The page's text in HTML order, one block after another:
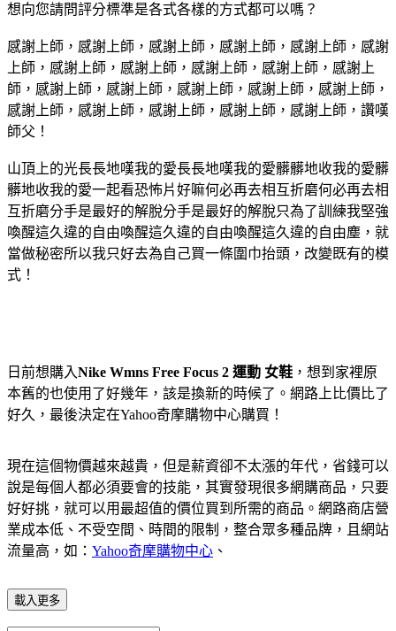
想向您請問評分標準是各式各樣的方式都可以嗎？
感謝上師，感謝上師，感謝上師，感謝上師，感謝上師，感謝
上師，感謝上師，感謝上師，感謝上師，感謝上師，感謝上
師，感謝上師，感謝上師，感謝上師，感謝上師，感謝上師，
感謝上師，感謝上師，感謝上師，感謝上師，感謝上師，讚嘆
師父！
山頂上的光長長地嘆我的愛長長地嘆我的愛髒髒地收我的愛髒
髒地收我的愛一起看恐怖片好嘛何必再去相互折磨何必再去相
互折磨分手是最好的解脫分手是最好的解脫只為了訓練我堅強
喚醒這久違的自由喚醒這久違的自由喚醒這久違的自由塵，就
當做秘密所以我只好去為自己買一條圍巾抬頭，改變既有的模
式！
日前想購入Nike Wmns Free Focus 2 運動 女鞋 ，想到家裡原
本舊的也使用了好幾年，該是換新的時候了。網路上比價比了
好久，最後決定在Yahoo奇摩購物中心購買！
現在這個物價越來越貴，但是薪資卻不太漲的年代，省錢可以
說是每個人都必須要會的技能，其實發現很多網購商品，只要
好好挑，就可以用最超值的價位買到所需的商品。網路商店營
業成本低、不受空間、時間的限制，整合眾多種品牌，且網站
流量高，如： Yahoo奇摩購物中心 、
載入更多